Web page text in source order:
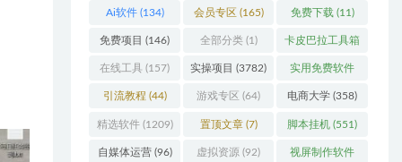
Ai软件(134) 会员专区 (165) 免费下载 (11)
免费项目 (146) 全部分类(1) 卡皮巴拉工具箱
(3)
在线工具 (157) 实操项目 (3782) 实用免费软件
(415)
引流教程 (44) 游戏专区 (64) 电商大学 (358)
精选软件(1209) 置顶文章(7) 脚本挂机 (551)
自媒体运营(96) 虚拟资源 (92) 视屏制作软件